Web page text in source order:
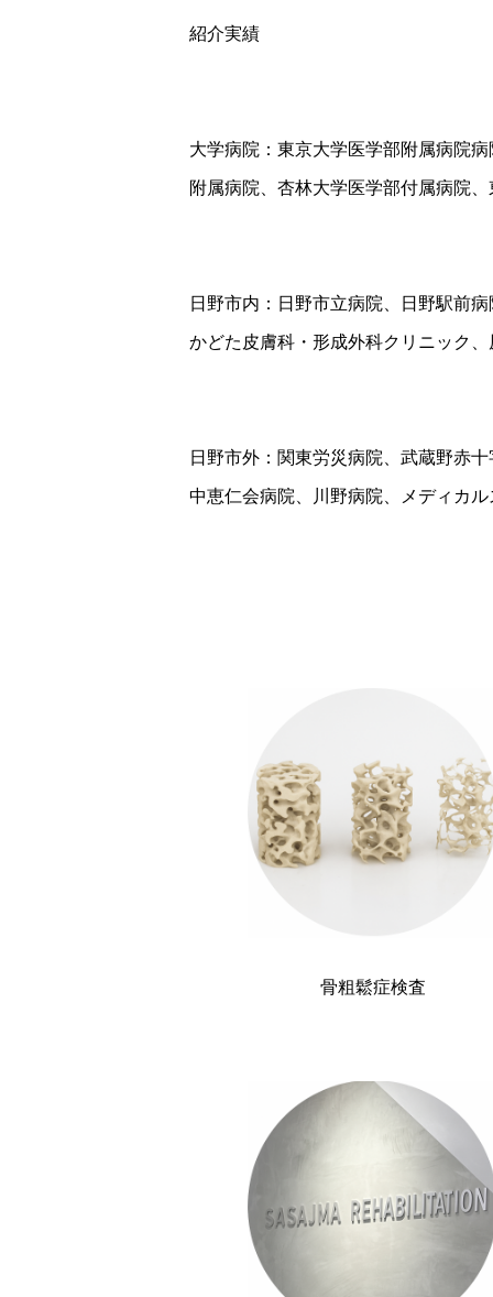
紹介実績
大学病院：東京大学医学部附属病院
附属病院、杏林大学医学部付属病院
日野市内：日野市立病院、日野駅前
かどた皮膚科・形成外科クリニック
日野市外：関東労災病院、武蔵野赤
中恵仁会病院、川野病院、メディカ
骨粗鬆症検査